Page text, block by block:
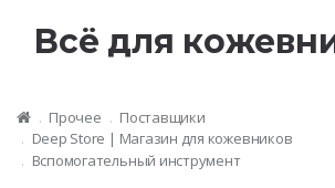
Всё для
Прочее
Поставщики
Deep Store | Магазин для кожевников
Вспомогательный инструмент